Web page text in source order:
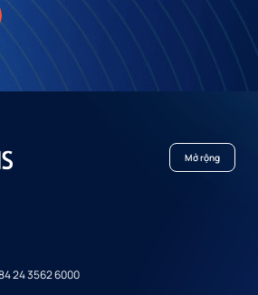
Mở rộng
24 3562 6000